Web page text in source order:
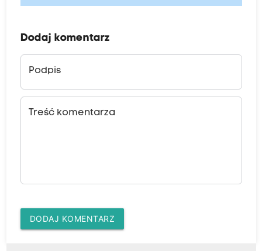
Dodaj komentarz
Podpis
Treść komentarza
DODAJ KOMENTARZ